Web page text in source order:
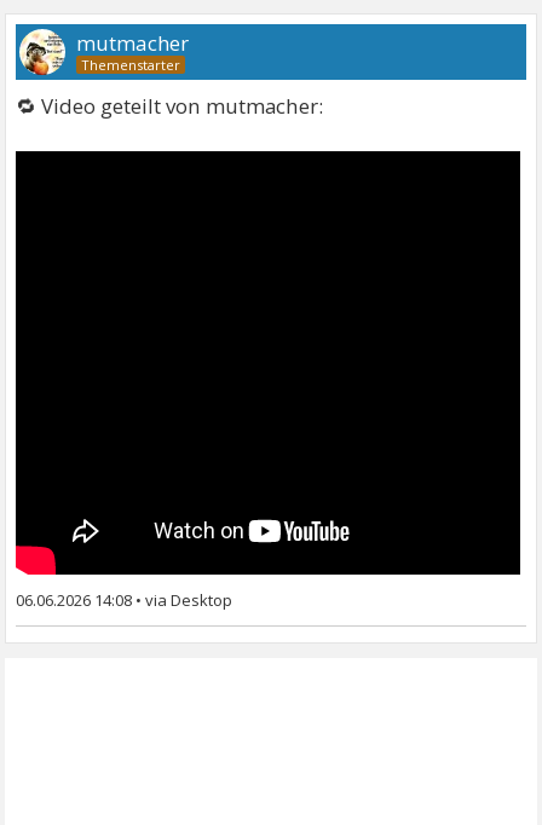
mutmacher
🔁 Video geteilt von mutmacher:
06.06.2026 14:08 •